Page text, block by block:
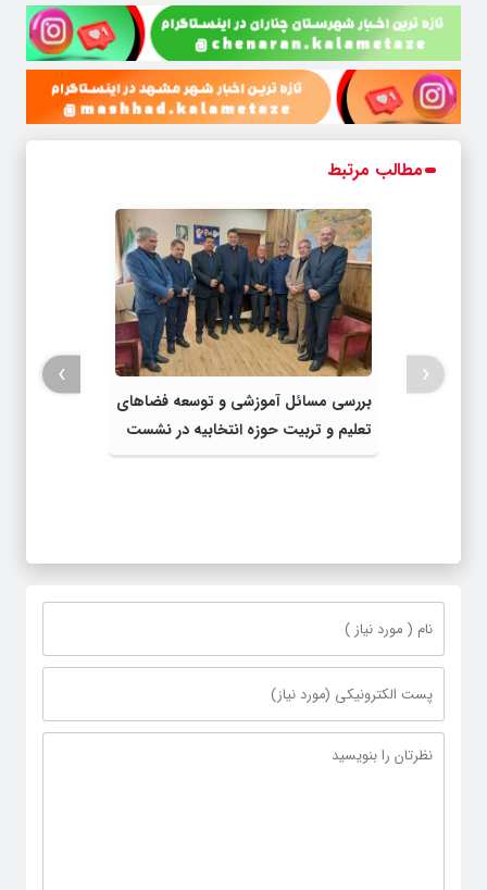
مطالب مرتبط
بررسی مسائل آموزشی و توسعه فضاهای
تعلیم و تربیت حوزه انتخابیه در نشست
مشترک عضو کمیسیون آموزش مجلس با
‹
›